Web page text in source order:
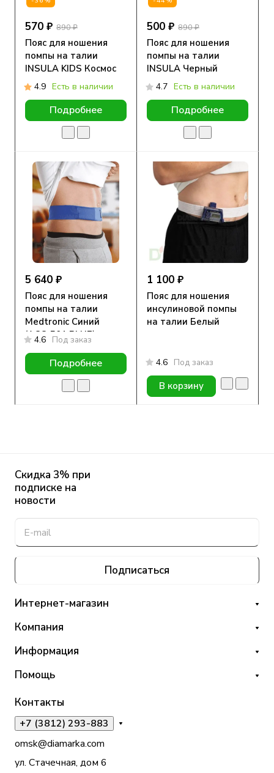
570 ₽ 890 ₽
Пояс для ношения
помпы на талии
INSULA KIDS Космос
4.9 Есть в наличии
Подробнее
500 ₽ 890 ₽
Пояс для ношения
помпы на талии
INSULA Черный
4.7 Есть в наличии
Подробнее
5 640 ₽
Пояс для ношения
помпы на талии
Medtronic Синий
(ACC-501 BLUE)
4.6 Под заказ
Подробнее
1 100 ₽
Пояс для ношения
инсулиновой помпы
на талии Белый
4.6 Под заказ
В корзину
Скидка 3% при
подписке на
новости
Подписаться
Интернет-магазин
Компания
Информация
Помощь
Контакты
+7 (3812) 293-883
omsk@diamarka.com
ул. Стачечная, дом 6